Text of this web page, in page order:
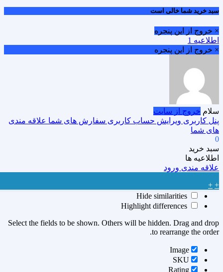
سبد خرید شما خالی است
× خروج از این پنجره
اطلاعیه 1
× خروج از این پنجره
سلام خروج از سایت
پنل کاربری ویرایش حساب کاربری سفارش های شما علاقه مندی
های شما
0
سبد خرید
اطلاعیه ها
علاقه مندی ورود
+
+
Select the fields to be shown. Others will be hidden. Drag and drop
to rearrange the order.
Image
SKU
Rating